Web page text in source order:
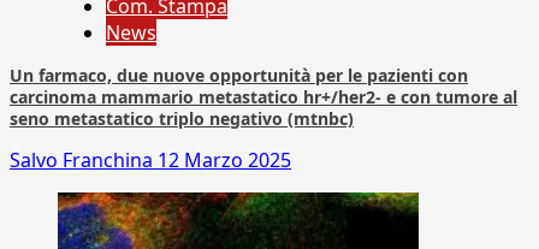
Com. Stampa
News
Un farmaco, due nuove opportunità per le pazienti con
carcinoma mammario metastatico hr+/her2- e con tumore al
seno metastatico triplo negativo (mtnbc)
Salvo Franchina 12 Marzo 2025